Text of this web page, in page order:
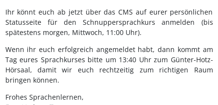
Ihr könnt euch ab jetzt über das CMS auf eurer persönlichen
Statusseite für den Schnuppersprachkurs anmelden (bis
spätestens morgen, Mittwoch, 11:00 Uhr).
Wenn ihr euch erfolgreich angemeldet habt, dann kommt am
Tag eures Sprachkurses bitte um 13:40 Uhr zum Günter-Hotz-
Hörsaal, damit wir euch rechtzeitig zum richtigen Raum
bringen können.
Frohes Sprachenlernen,